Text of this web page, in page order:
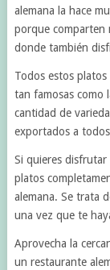
alemana la hace
porque comparten
donde también
Todos estos
tan famosas como
cantidad de
exportados a
Si quieres disfrutar
platos
alemana. Se trata
una vez que te
Aprovecha la
un restaurante